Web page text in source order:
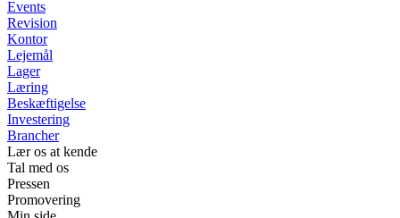
Events
Revision
Kontor
Lejemål
Lager
Læring
Beskæftigelse
Investering
Brancher
Lær os at kende
Tal med os
Pressen
Promovering